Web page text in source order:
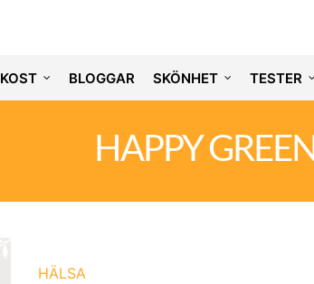
KOST BLOGGAR SKÖNHET TESTER
HAPPY GREEN
HÄLSA